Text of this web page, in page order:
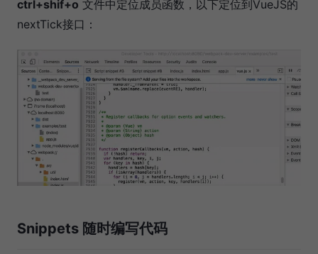
ctrl+shif+o 文件中定位成员函数，以下定位到VueJS的
nextTick接口：
Snippets 随时编写代码